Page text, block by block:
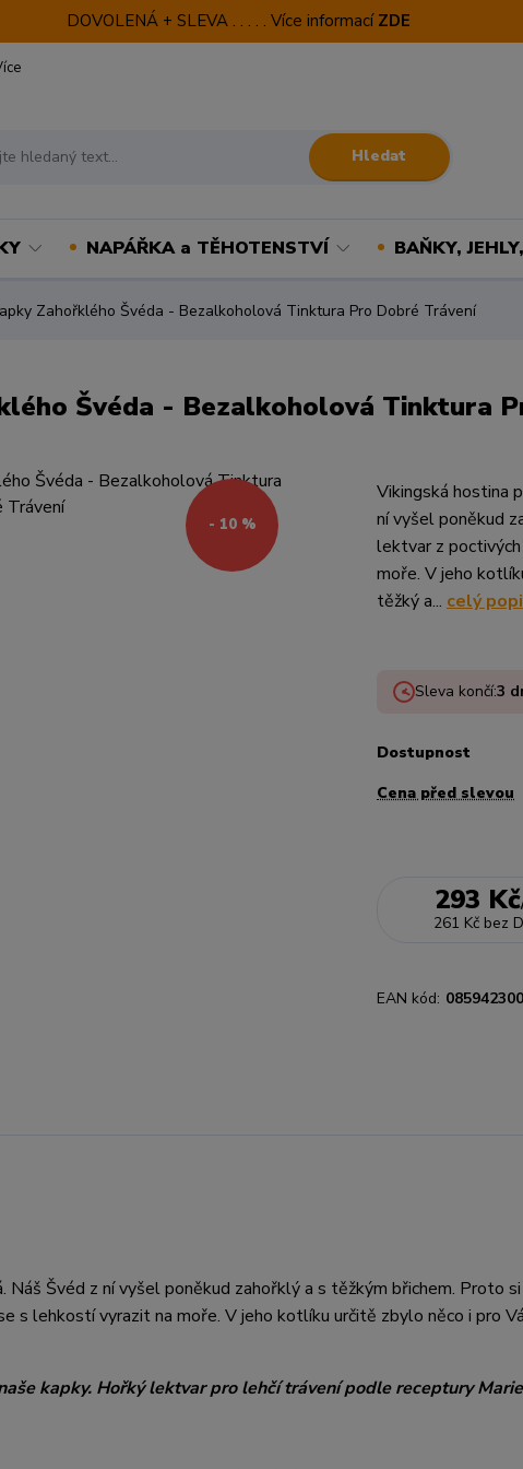
DOVOLENÁ + SLEVA . . . . . Více informací ZDE
Hledat
NAPÁŘKA a TĚHOTENSTVÍ BAŇKY,
Zahořklého Švéda - Bezalkoholová Tinktura Pro Dobré Trávení
Švéda - Bezalkoholová Tinktura
- 10 %
Vikingská hostina
ní vyšel poněkud
lektvar z
moře. V jeho
těžký a... celý
Sleva končí:3
Dostupnost
Cena před slevou
293 Kč
261 Kč bez
EAN kód:
Náš Švéd z ní vyšel poněkud zahořklý a s těžkým břichem. Proto
s lehkostí vyrazit na moře. V jeho kotlíku určitě zbylo něco i pro
kapky. Hořký lektvar pro lehčí trávení podle receptury Marie